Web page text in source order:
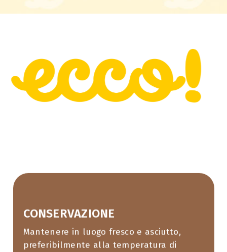
CONSERVAZIONE
Mantenere in luogo fresco e asciutto,
preferibilmente alla temperatura di